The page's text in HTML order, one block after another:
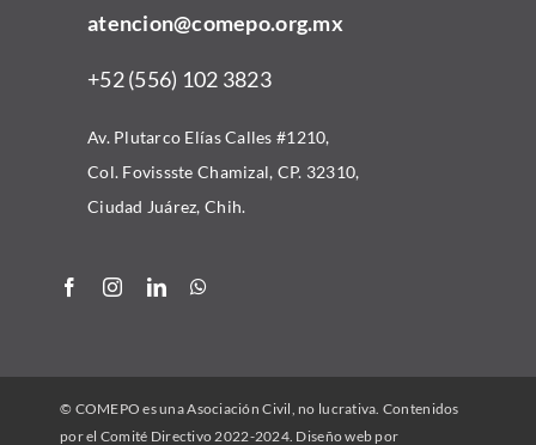
Recursos
Contacto
atencion@comepo.org.mx
+52 (556) 102 3823
Av. Plutarco Elías Calles #1210,
Col. Fovissste Chamizal, CP. 32310,
Ciudad Juárez, Chih.
© COMEPO es una Asociación Civil, no lucrativa. Contenidos
por el Comité Directivo 2022-2024. Diseño web por